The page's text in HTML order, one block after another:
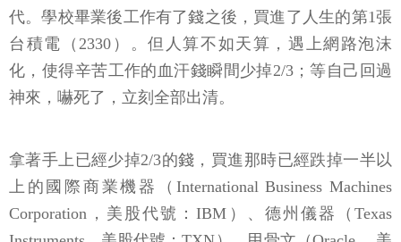
代。學校畢業後工作有了錢之後，買進了人生的第1張
台積電（2330）。但人算不如天算，遇上網路泡沫
化，使得辛苦工作的血汗錢瞬間少掉2/3；等自己回過
神來，嚇死了，立刻全部出清。
拿著手上已經少掉2/3的錢，買進那時已經跌掉一半以
上的國際商業機器（International Business Machines
Corporation，美股代號：IBM）、德州儀器（Texas